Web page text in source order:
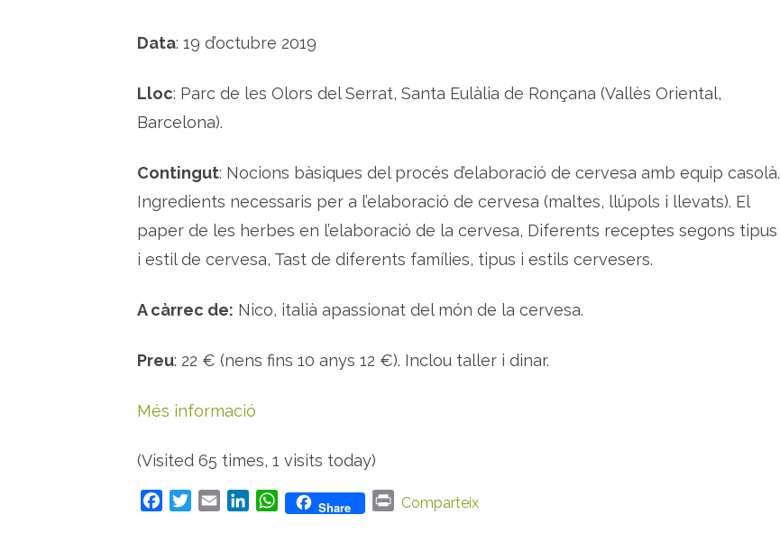
e
r
r
e
a
n
a
Data: 19 d’octubre 2019
Lloc: Parc de les Olors del Serrat, Santa Eulàlia de Ronçana (Vallès Oriental,
Barcelona).
Contingut: Nocions bàsiques del procés d’elaboració de cervesa amb equip casolà.
Ingredients necessaris per a l’elaboració de cervesa (maltes, llúpols i llevats). El
paper de les herbes en l’elaboració de la cervesa, Diferents receptes segons tipus
i estil de cervesa, Tast de diferents famílies, tipus i estils cervesers.
A càrrec de: Nico, italià apassionat del món de la cervesa.
Preu: 22 € (nens fins 10 anys 12 €). Inclou taller i dinar.
Més informació
(Visited 65 times, 1 visits today)
W
Share
PComparteix